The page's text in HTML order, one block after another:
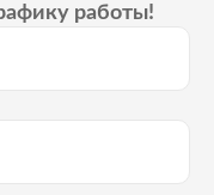
работы!